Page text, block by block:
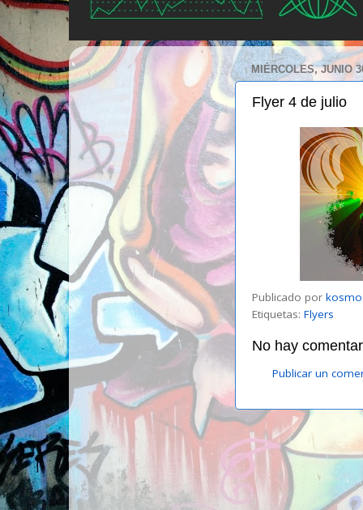
MIÉRCOLES, JUNIO
Flyer 4 de julio
Publicado por
Etiquetas: Flyers
No hay
Publicar un